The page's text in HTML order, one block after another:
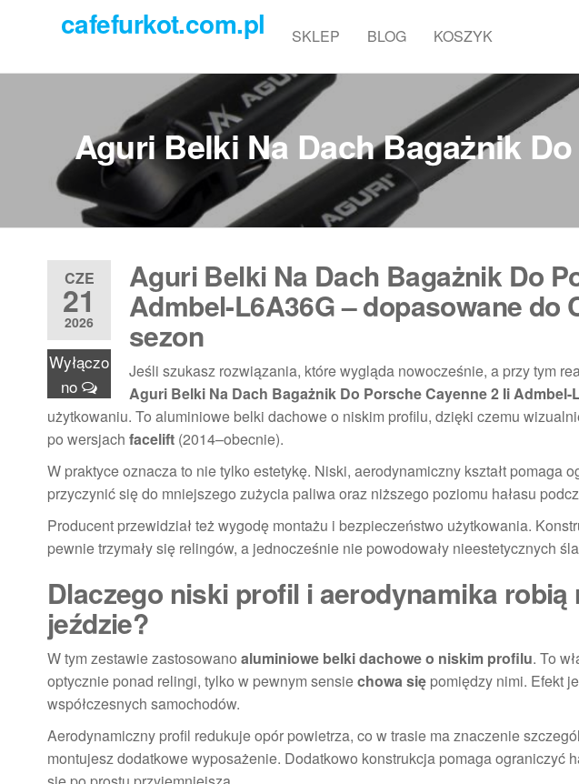
cafefurkot.com.pl SKLEP BLOG KOSZYK
Aguri Belki Na Dach Bagażnik
CZE
21
2026
Wyłączo
no
Aguri Belki Na Dach Bagażnik Do
Admbel-L6A36G – dopasowane do
sezon
Jeśli szukasz rozwiązania, które wygląda nowocześnie, a przy tym
Aguri Belki Na Dach Bagażnik Do Porsche Cayenne 2 Ii Admbel-
użytkowaniu. To aluminiowe belki dachowe o niskim profilu, dzięki czemu
po wersjach facelift (2014–obecnie).
W praktyce oznacza to nie tylko estetykę. Niski, aerodynamiczny kształt pomaga
przyczynić się do mniejszego zużycia paliwa oraz niższego poziomu hałasu
Producent przewidział też wygodę montażu i bezpieczeństwo użytkowania.
pewnie trzymały się relingów, a jednocześnie nie powodowały nieestetycznych
Dlaczego niski profil i aerodynamika
jeździe?
W tym zestawie zastosowano aluminiowe belki dachowe o niskim profilu. To
optycznie ponad relingi, tylko w pewnym sensiechowa się pomiędzy nimi. Efekt
współczesnych samochodów.
Aerodynamiczny profil redukuje opór powietrza, co w trasie ma znaczenie
montujesz dodatkowe wyposażenie. Dodatkowo konstrukcja pomaga ograniczyć